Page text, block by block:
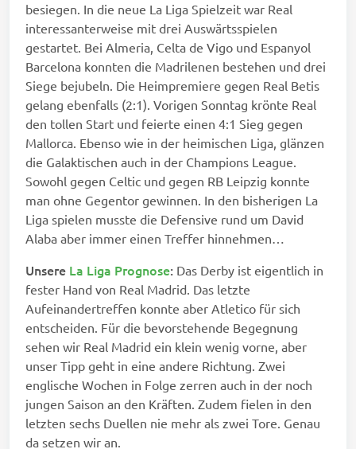
besiegen. In die neue La Liga Spielzeit war Real
interessanterweise mit drei Auswärtsspielen
gestartet. Bei Almeria, Celta de Vigo und Espanyol
Barcelona konnten die Madrilenen bestehen und drei
Siege bejubeln. Die Heimpremiere gegen Real Betis
gelang ebenfalls (2:1). Vorigen Sonntag krönte Real
den tollen Start und feierte einen 4:1 Sieg gegen
Mallorca. Ebenso wie in der heimischen Liga, glänzen
die Galaktischen auch in der Champions League.
Sowohl gegen Celtic und gegen RB Leipzig konnte
man ohne Gegentor gewinnen. In den bisherigen La
Liga spielen musste die Defensive rund um David
Alaba aber immer einen Treffer hinnehmen…
Unsere La Liga Prognose: Das Derby ist eigentlich in
fester Hand von Real Madrid. Das letzte
Aufeinandertreffen konnte aber Atletico für sich
entscheiden. Für die bevorstehende Begegnung
sehen wir Real Madrid ein klein wenig vorne, aber
unser Tipp geht in eine andere Richtung. Zwei
englische Wochen in Folge zerren auch in der noch
jungen Saison an den Kräften. Zudem fielen in den
letzten sechs Duellen nie mehr als zwei Tore. Genau
da setzen wir an.